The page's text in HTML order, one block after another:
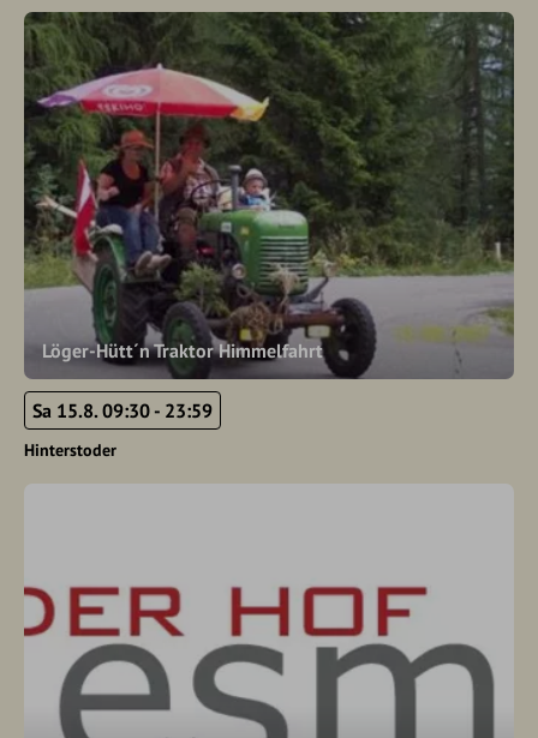
Löger-Hütt´n Traktor Himmelfahrt
Sa 15.8. 09:30 - 23:59
Hinterstoder